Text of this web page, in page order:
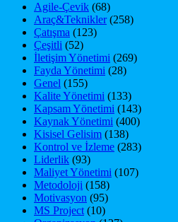
Agile-Çevik (68)
Araç&Teknikler(258)
Çatışma (123)
Çeşitli (52)
İletişim Yönetimi (269)
Fayda Yönetimi (28)
Genel (155)
Kalite Yönetimi (133)
Kapsam Yönetimi (143)
Kaynak Yönetimi (400)
Kisisel Gelisim (138)
Kontrol ve İzleme (283)
Liderlik (93)
Maliyet Yönetimi (107)
Metodoloji (158)
Motivasyon (95)
MS Project (10)